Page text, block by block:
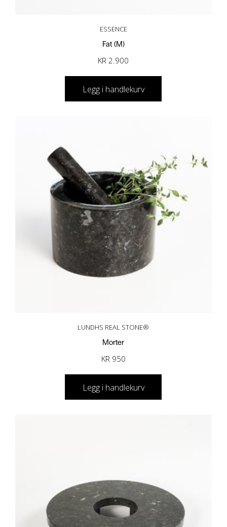
ESSENCE
Fat (M)
KR 2.900
Legg i handlekurv
LUNDHS REAL STONE®
Morter
KR950
Legg i handlekurv